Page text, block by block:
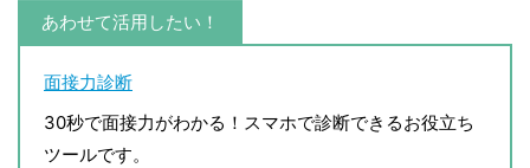
あわせて活用したい！
面接力診断
30秒で面接力がわかる！スマホで診断できるお役立ち
ツールです。